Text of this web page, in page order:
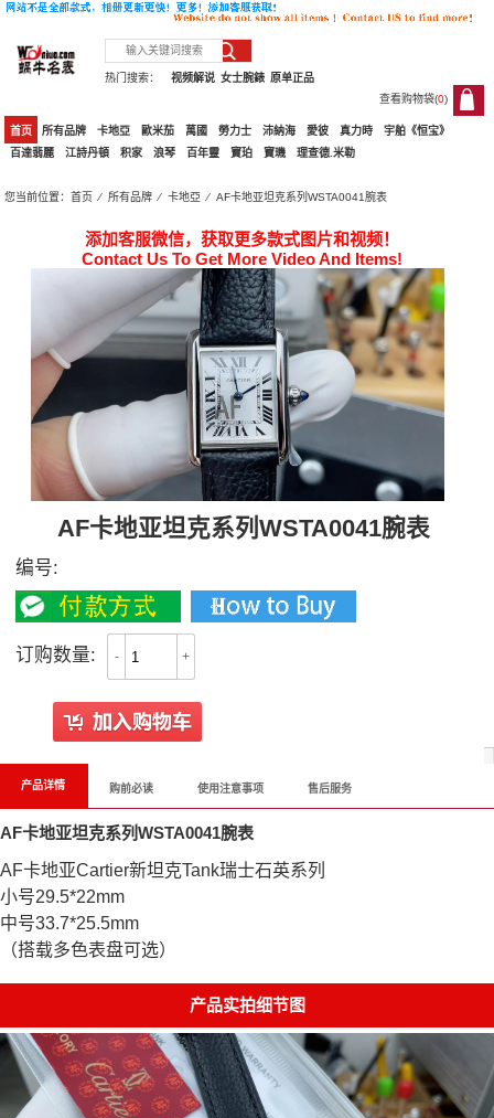
热门搜索： 原单正品
女士腕錶
视频解说
查看购物袋(0)
0
首页 所有品牌 卡地亞 歐米茄 萬國 勞力士 沛納海 愛彼 真力時
宇舶《恒宝》
百達翡麗
江詩丹頓 积家 浪琴 百年靈 寶珀 寶璣 理查德.米勒
您当前位置：首页 ⁄所有品牌 ⁄卡地亞 ⁄ AF卡地亚坦克系列WSTA0041腕表
添加客服微信，获取更多款式图片和视频！
Contact Us To Get More Video And Items!
AF卡地亚坦克系列WSTA0041腕表
编号:
订购数量: - +
产品详情 购前必读 使用注意事项 售后服务
AF卡地亚坦克系列WSTA0041腕表
AF卡地亚Cartier新坦克Tank瑞士石英系列
小号29.5*22mm
中号33.7*25.5mm
（搭载多色表盘可选）
产品实拍细节图